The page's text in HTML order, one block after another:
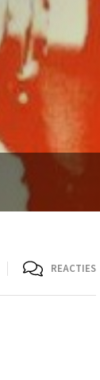
REACTIES